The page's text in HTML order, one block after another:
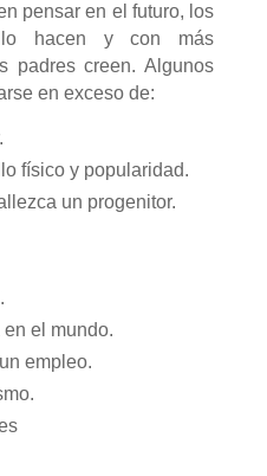
pensar en el futuro, los
lo hacen y con más
padres creen. Algunos
en exceso de:
físico y popularidad.
un progenitor.
el mundo.
empleo.